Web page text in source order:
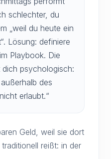
schlechter, du
„weil du heute ein
Lösung: definiere
Playbook. Die
dich psychologisch:
des
erlaubt.“
Geld, weil sie dort
reißt: in der